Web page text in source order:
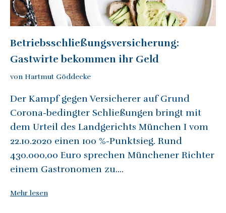
Betriebsschließungsversicherung:
Gastwirte bekommen ihr Geld
von Hartmut Göddecke
Der Kampf gegen Versicherer auf Grund
Corona-bedingter Schließungen bringt mit
dem Urteil des Landgerichts München I vom
22.10.2020 einen 100 %-Punktsieg. Rund
430.000,00 Euro sprechen Münchener Richter
einem Gastronomen zu....
Mehr lesen